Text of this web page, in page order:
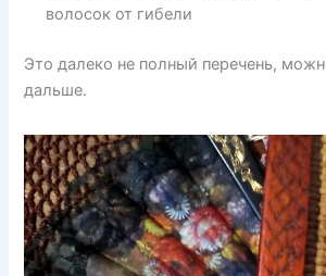
волосок от гибели
Это далеко не полный перечень,
дальше.